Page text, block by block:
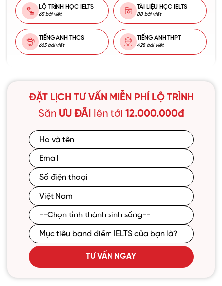
LỘ TRÌNH HỌC IELTS
65 bài viết
TÀI LIỆU HỌC IELTS
88 bài viết
TIẾNG ANH THCS
663 bài viết
TIẾNG ANH THPT
428 bài viết
ĐẶT LỊCH TƯ VẤN MIỄN PHÍ LỘ TRÌNH
Săn ƯU ĐÃI lên tới 12.000.000đ
TƯ VẤN NGAY